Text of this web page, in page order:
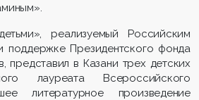
реализуемый Российским
Президентского фонда
представил в Казани трех детских
лауреата Всероссийского
литературное произведение